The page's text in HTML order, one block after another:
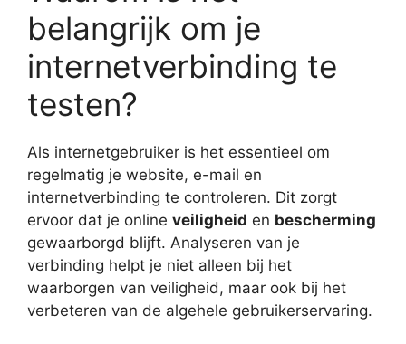
belangrijk om je
internetverbinding te
testen?
Als internetgebruiker is het essentieel om
regelmatig je website, e-mail en
internetverbinding te controleren. Dit zorgt
ervoor dat je online veiligheid en bescherming
gewaarborgd blijft. Analyseren van je
verbinding helpt je niet alleen bij het
waarborgen van veiligheid, maar ook bij het
verbeteren van de algehele gebruikerservaring.